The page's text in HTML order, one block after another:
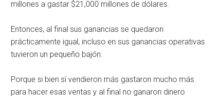
millones a gastar $21,000 millones de dólares.
Entonces, al final sus ganancias se quedaron
prácticamente igual, incluso en sus ganancias operativas
tuvieron un pequeño bajón.
Porque si bien sí vendieron más gastaron mucho más
para hacer esas ventas y al final no ganaron dinero